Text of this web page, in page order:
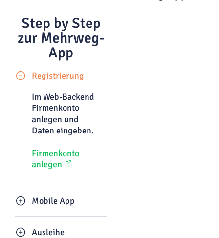
Step by Step
zur Mehrweg-
App
Registrierung
Im Web-Backend
Firmenkonto
anlegen und
Daten eingeben.
Firmenkonto
anlegen
Mobile App
Ausleihe